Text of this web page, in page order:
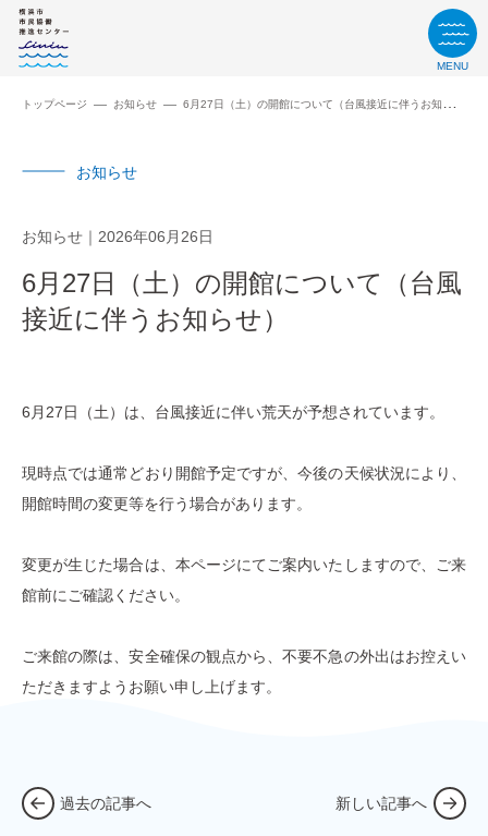
MENU
トップページ お知らせ 6月27日（土）の開館について（台風接近に伴うお知らせ）
お知らせ
お知らせ 2026年06月26日
6月27日（土）の開館について（台風
接近に伴うお知らせ）
6月27日（土）は、台風接近に伴い荒天が予想されています。
現時点では通常どおり開館予定ですが、今後の天候状況により、
開館時間の変更等を行う場合があります。
変更が生じた場合は、本ページにてご案内いたしますので、ご来
館前にご確認ください。
ご来館の際は、安全確保の観点から、不要不急の外出はお控えい
ただきますようお願い申し上げます。
過去の記事へ 新しい記事へ